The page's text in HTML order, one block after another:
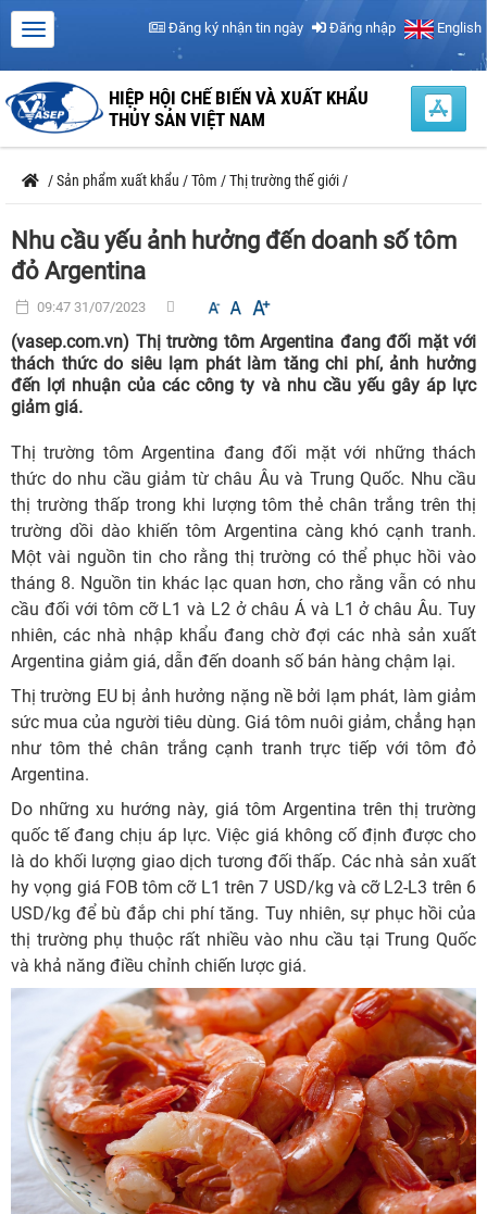
Đăng ký nhận tin ngày Đăng nhập English
HIỆP HỘI CHẾ BIẾN VÀ XUẤT KHẨU
THỦY SẢN VIỆT NAM
/Sản phẩm xuất khẩu /Tôm /Thị trường thế giới /
Nhu cầu yếu ảnh hưởng đến doanh số tôm
đỏ Argentina
09:47 31/07/2023
(vasep.com.vn) Thị trường tôm Argentina đang đối mặt với
thách thức do siêu lạm phát làm tăng chi phí, ảnh hưởng
đến lợi nhuận của các công ty và nhu cầu yếu gây áp lực
giảm giá.
Thị trường tôm Argentina đang đối mặt với những thách
thức do nhu cầu giảm từ châu Âu và Trung Quốc. Nhu cầu
thị trường thấp trong khi lượng tôm thẻ chân trắng trên thị
trường dồi dào khiến tôm Argentina càng khó cạnh tranh.
Một vài nguồn tin cho rằng thị trường có thể phục hồi vào
tháng 8. Nguồn tin khác lạc quan hơn, cho rằng vẫn có nhu
cầu đối với tôm cỡ L1 và L2 ở châu Á và L1 ở châu Âu. Tuy
nhiên, các nhà nhập khẩu đang chờ đợi các nhà sản xuất
Argentina giảm giá, dẫn đến doanh số bán hàng chậm lại.
Thị trường EU bị ảnh hưởng nặng nề bởi lạm phát, làm giảm
sức mua của người tiêu dùng. Giá tôm nuôi giảm, chẳng hạn
như tôm thẻ chân trắng cạnh tranh trực tiếp với tôm đỏ
Argentina.
Do những xu hướng này, giá tôm Argentina trên thị trường
quốc tế đang chịu áp lực. Việc giá không cố định được cho
là do khối lượng giao dịch tương đối thấp. Các nhà sản xuất
hy vọng giá FOB tôm cỡ L1 trên 7 USD/kg và cỡ L2-L3 trên 6
USD/kg để bù đắp chi phí tăng. Tuy nhiên, sự phục hồi của
thị trường phụ thuộc rất nhiều vào nhu cầu tại Trung Quốc
và khả năng điều chỉnh chiến lược giá.